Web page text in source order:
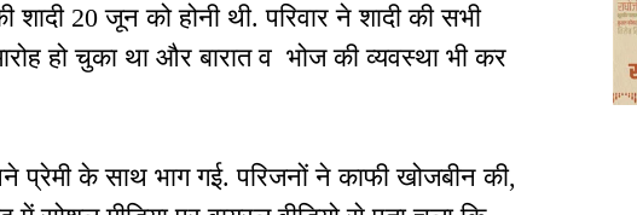
20 जून को होनी थी. परिवार ने शादी की सभी
हो चुका था और बारात व भोज की व्यवस्था भी कर
प्रेमी के साथ भाग गई. परिजनों ने काफी खोजबीन की,